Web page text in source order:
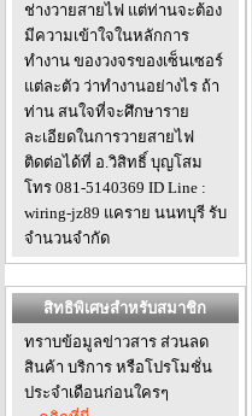
ช่างวายสายไฟ แต่ท่านจะต้อง
มีความเข้าใจในหลักการ
ทำงาน ของวงจรของเซ็นเซอร์
แต่ละตัว ว่าทำงานอย่างไร ถ้า
ท่าน สนใจที่จะศึกษาราย
ละเอียดในการวายสายไฟ
ติดต่อได้ที่ อ.วิสิทธิ์ บุญโสม
โทร 081-5140369 ID Line :
wiring-jz89 แคราย นนทบุรี รับ
จำนวนจำกัด
สิทธิพิเศษสำหรับสมาชิก
ทราบข้อมูลข่าวสาร ส่วนลด
สินค้า บริการ หรือโปรโมชั่น
ประจำเดือนก่อนใครๆ